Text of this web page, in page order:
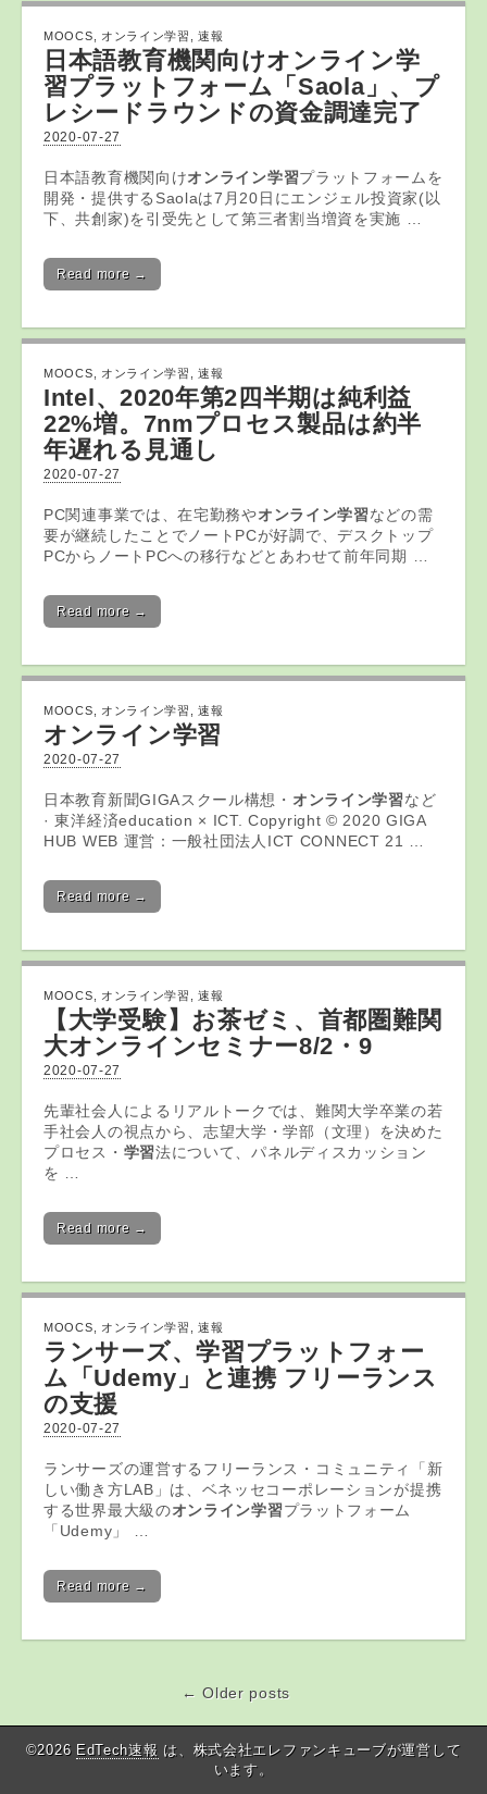
MOOCS オンライン学習 ,速報
日本語教育機関向けオンライン学
習プラットフォーム「Saola」、プ
レシードラウンドの資金調達完了
2020-07-27
日本語教育機関向けオンライン学習プラットフォームを
開発・提供するSaolaは7月20日にエンジェル投資家(以
下、共創家)を引受先として第三者割当増資を実施 …
Read more →
MOOCS オンライン学習 ,速報
Intel、2020年第2四半期は純利益
22%増。7nmプロセス製品は約半
年遅れる見通し
2020-07-27
PC関連事業では、在宅勤務やオンライン学習などの需
要が継続したことでノートPCが好調で、デスクトップ
PCからノートPCへの移行などとあわせて前年同期 …
Read more →
MOOCS オンライン学習 ,速報
オンライン学習
2020-07-27
日本教育新聞GIGAスクール構想・ オンライン学習など
· 東洋経済education × ICT. Copyright © 2020 GIGA
HUB WEB 運営：一般社団法人ICT CONNECT 21 …
Read more →
MOOCS オンライン学習 ,速報
【大学受験】お茶ゼミ、首都圏難関
大オンラインセミナー8/2・9
2020-07-27
先輩社会人によるリアルトークでは、難関大学卒業の若
手社会人の視点から、志望大学・学部（文理）を決めた
プロセス・ 学習法について、パネルディスカッション
を …
Read more →
MOOCS オンライン学習 ,速報
ランサーズ、学習プラットフォー
ム「Udemy」と連携 フリーランス
の支援
2020-07-27
ランサーズの運営するフリーランス・コミュニティ「新
しい働き方LAB」は、ベネッセコーポレーションが提携
する世界最大級のオンライン学習プラットフォーム
「Udemy」 …
Read more →
Post navigation
← Older posts
©2026 EdTech速報 は、株式会社エレファンキューブが運営して
います。